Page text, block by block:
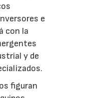
e
con la
y de
figuran